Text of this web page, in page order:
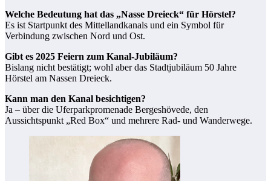
Welche Bedeutung hat das „Nasse Dreieck“ für Hörstel?
Es ist Startpunkt des Mittellandkanals und ein Symbol für
Verbindung zwischen Nord und Ost.
Gibt es 2025 Feiern zum Kanal-Jubiläum?
Bislang nicht bestätigt; wohl aber das Stadtjubiläum 50 Jahre
Hörstel am Nassen Dreieck.
Kann man den Kanal besichtigen?
Ja – über die Uferparkpromenade Bergeshövede, den
Aussichtspunkt „Red Box“ und mehrere Rad- und Wanderwege.